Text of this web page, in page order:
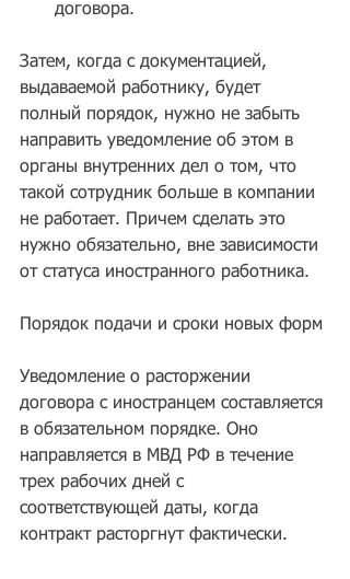
договора.
Затем, когда с документацией,
выдаваемой работнику, будет
полный порядок, нужно не забыть
направить уведомление об этом в
органы внутренних дел о том, что
такой сотрудник больше в компании
не работает. Причем сделать это
нужно обязательно, вне зависимости
от статуса иностранного работника.
Порядок подачи и сроки новых форм
Уведомление о расторжении
договора с иностранцем составляется
в обязательном порядке. Оно
направляется в МВД РФ в течение
трех рабочих дней с
соответствующей даты, когда
контракт расторгнут фактически.